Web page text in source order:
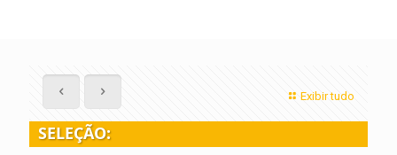
Exibir tudo
SELEÇÃO: